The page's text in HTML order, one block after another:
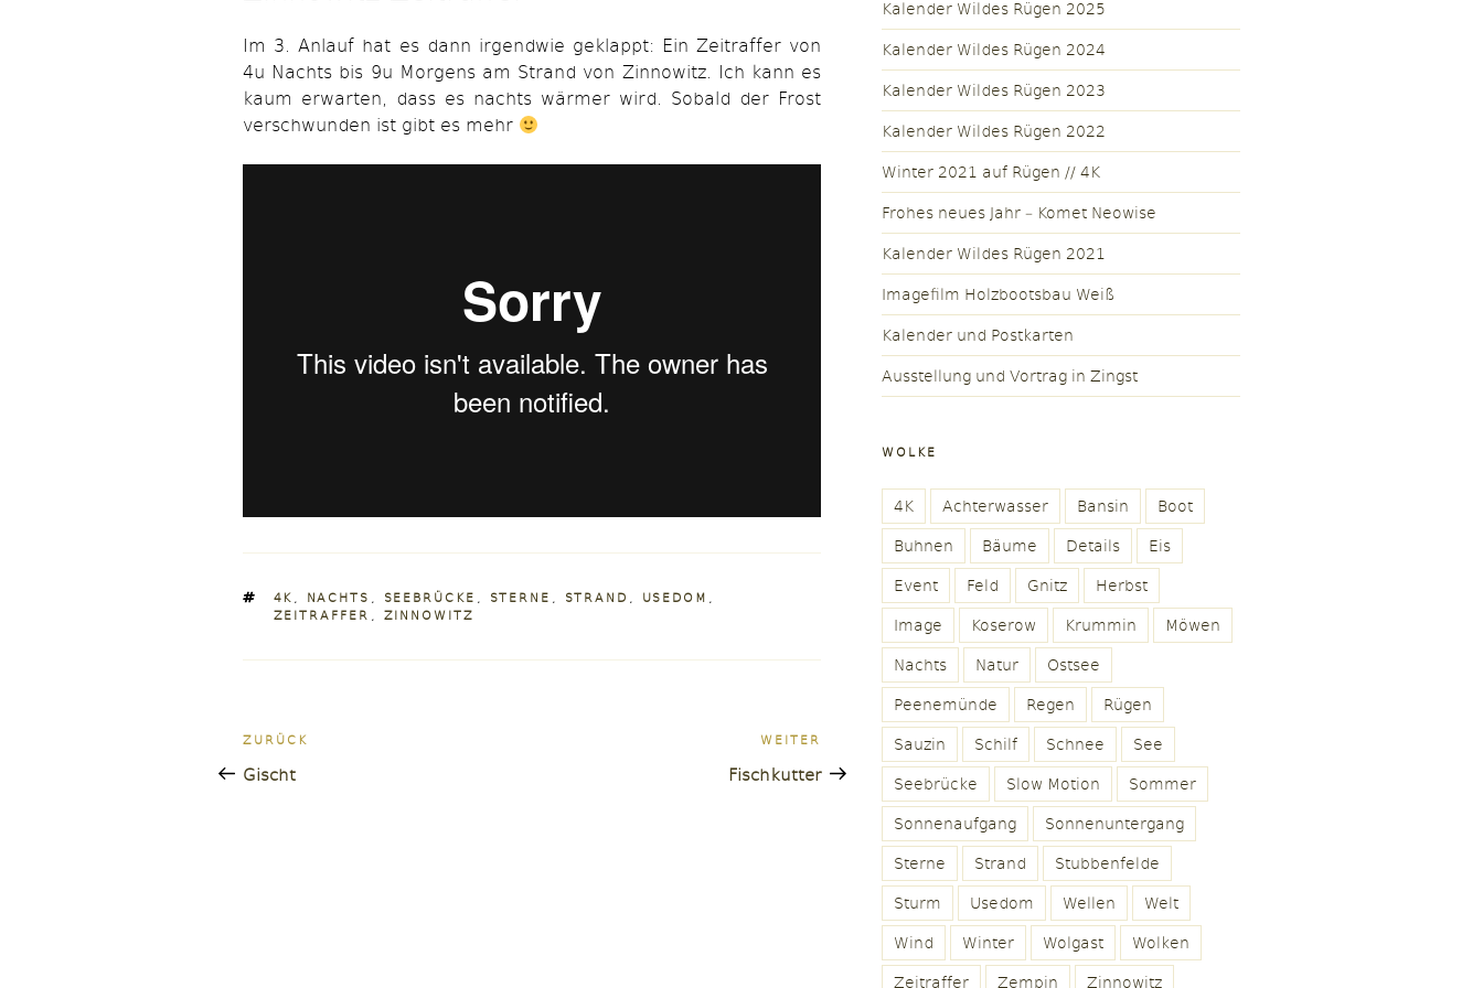
Im 3. Anlauf hat es dann irgendwie geklappt: Ein Zeitraffer von
4u Nachts bis 9u Morgens am Strand von Zinnowitz. Ich kann es
kaum erwarten, dass es nachts wärmer wird. Sobald der Frost
verschwunden ist gibt es mehr
SCHLAGWÖRTER
4K , NACHTS , SEEBRÜCKE , STERNE , STRAND , USEDOM ,
ZEITRAFFER , ZINNOWITZ
Beitragsnavigation
Vorheriger
Beitrag
ZURÜCK
Gischt
Nächster
Beitrag
WEITER
Fischkutter
Kalender Wildes Rügen 2025
Kalender Wildes Rügen 2024
Kalender Wildes Rügen 2023
Kalender Wildes Rügen 2022
Winter 2021 auf Rügen // 4K
Frohes neues Jahr – Komet Neowise
Kalender Wildes Rügen 2021
Imagefilm Holzbootsbau Weiß
Kalender und Postkarten
Ausstellung und Vortrag in Zingst
WOLKE
4K Achterwasser Bansin
Boot
Buhnen
Bäume Details
Eis
Event
Feld Gnitz
Herbst
Image
Koserow Krummin
Möwen
Nachts
Natur
Ostsee
Peenemünde
Regen
Rügen
Sauzin
Schilf Schnee
See
Seebrücke
Slow Motion
Sommer
Sonnenaufgang
Sonnenuntergang
Sterne
Strand
Stubbenfelde
Sturm
Usedom Wellen
Welt
Wind
Winter Wolgast
Wolken
Zeitraffer
Zempin Zinnowitz